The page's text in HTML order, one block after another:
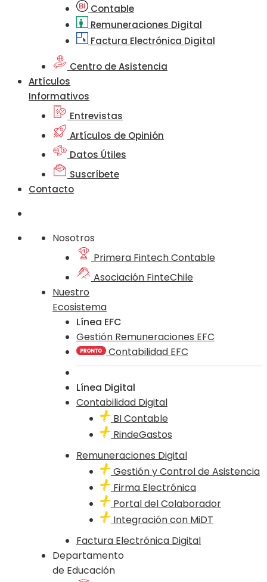
Contable
Remuneraciones Digital
Factura Electrónica Digital
Centro de Asistencia
Artículos
Informativos
Entrevistas
Artículos de Opinión
Datos Útiles
Suscríbete
Contacto
Nosotros
Primera Fintech Contable
Asociación FinteChile
Nuestro
Ecosistema
Línea EFC
Gestión Remuneraciones EFC
Contabilidad EFC
Línea Digital
Contabilidad Digital
BI Contable
RindeGastos
Remuneraciones Digital
Gestión y Control de Asistencia
Firma Electrónica
Portal del Colaborador
Integración con MiDT
Factura Electrónica Digital
Departamento
de Educación